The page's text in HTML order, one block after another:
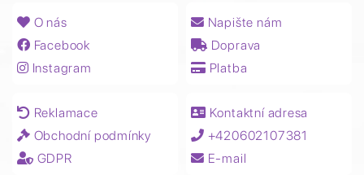
O nás
Facebook
Instagram
Napište nám
Doprava
Platba
Reklamace
Obchodní podmínky
GDPR
Kontaktní adresa
+420602107381
E-mail